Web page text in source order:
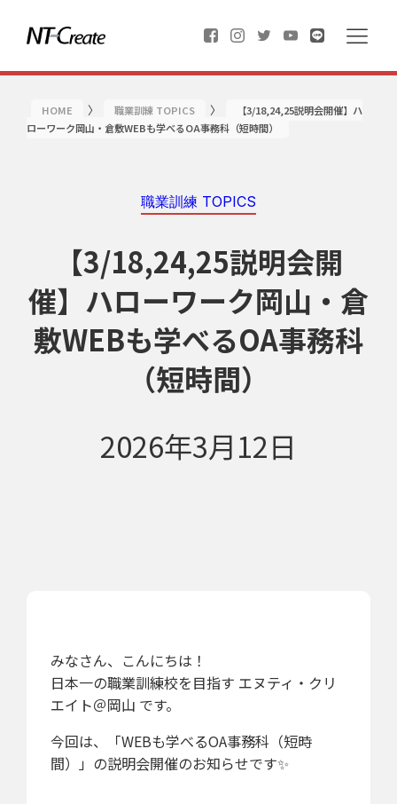
HOME 〉 職業訓練 TOPICS 〉
【3/18,24,25説明会開催】ハ
ローワーク岡山・倉敷WEBも学べるOA事務科（短時間）
職業訓練 TOPICS
【3/18,24,25説明会開
催】ハローワーク岡山・倉
敷WEBも学べるOA事務科
（短時間）
2026年3月12日
みなさん、こんにちは！
日本一の職業訓練校を目指す エヌティ・クリ
エイト＠岡山 です。
今回は、「WEBも学べるOA事務科（短時
間）」の説明会開催のお知らせです✨